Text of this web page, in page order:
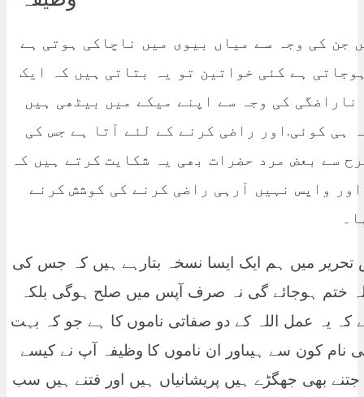
جن کی وجہ سے میاں بیوی میں ناچاکی ہوتی ہے
ہے کئی خواتین تو یہ بتاتی ہیں کہ ایک
کی وجہ سے اپنے میکے میں بیٹھی ہیں
ہی کوئی.اور راضی کرنے کے لئے آتا ہے جس کی
سے بعض مرد حضرات بھی یہ شکایت کرتے ہیں کہ
واپس نہیں آرہی راضی کرنے کی کوشش کرنے
تحریر میں ہم ایک ایسا نسخہ بتارہے ہیں کہ جس کی
ختم ہوجائے گی نہ صرف آپس میں صلح ہوگی بلکہ
کہ یہ عمل اللہ کے دو صفاتی ناموں کا ہے جو کہ بہت
کون سے ہیںاور ان ناموں کا وظیفہ آپ نے کیسے
بھی جھگڑے ہیں پریشانیاں ہیں اور فتنے ہیں سب